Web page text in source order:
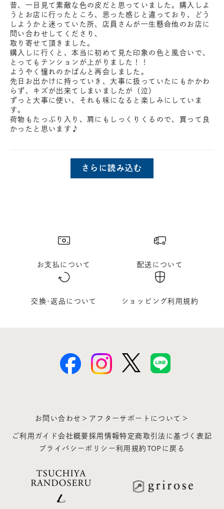
昔、一目見て素敵な色の皮だと思っていました。購入しよ
うとお店に行ったところ、思った感じと違っており、どう
しようかと迷っていた所、店員さんが一生懸命他のお店に
問い合わせしてくださり、
取り寄せて頂きました。
購入しに行くと、本当に初めて見た印象の色と風合いで、
とってもテンションが上がりました！！
ようやく憧れのかばんと再会しました。
先日お出かけに持っていき、大事に扱っていたにもかかわ
らず、キズが出来てしまいましたが（泣）
ずっと大事に使い、それも味になると楽しみにしていま
す。
荷物もたっぷり入り、肩にもしっくりくるので、買って良
かったと思います♪
さらに読み込む
お支払について 配送について
交換･返品について ショッピング利用規約
お問い合わせ＞ アフターサポートについて＞
ご利用ガイド会社概要採用情報特定商取引法に基づく表記
プライバシーポリシー利用規約 TOPに戻る